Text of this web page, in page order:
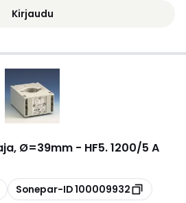
Kirjaudu
Ø=39mm - HF5. 1200/5 A
Kopioi
Sonepar-ID100009932